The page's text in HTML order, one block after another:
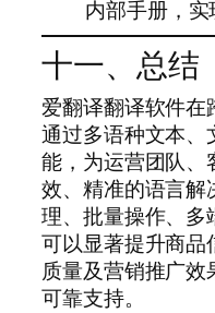
内部手册，实
十一、总结
爱翻译翻译软件在
通过多语种文本、
能，为运营团队、
效、精准的语言解
理、批量操作、多
可以显著提升商品
质量及营销推广
可靠支持。